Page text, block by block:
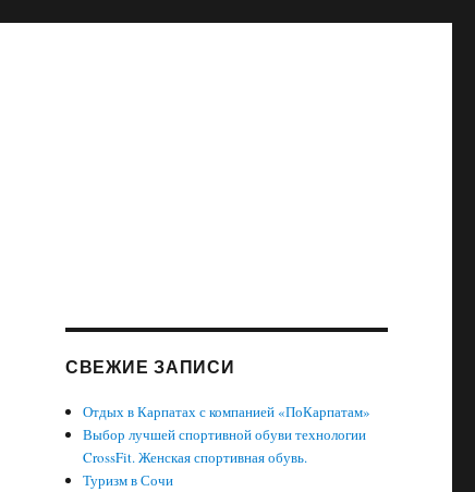
СВЕЖИЕ ЗАПИСИ
Отдых в Карпатах с компанией «ПоКарпатам»
Выбор лучшей спортивной обуви технологии
CrossFit. Женская спортивная обувь.
Туризм в Сочи